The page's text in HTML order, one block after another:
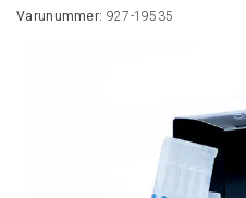
Varunummer: 927-19535